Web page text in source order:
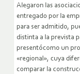
Alegaron las
entregado por la
para ser admitido,
distinta a la prevista
presentócomo un
«regional», cuya
comparar la